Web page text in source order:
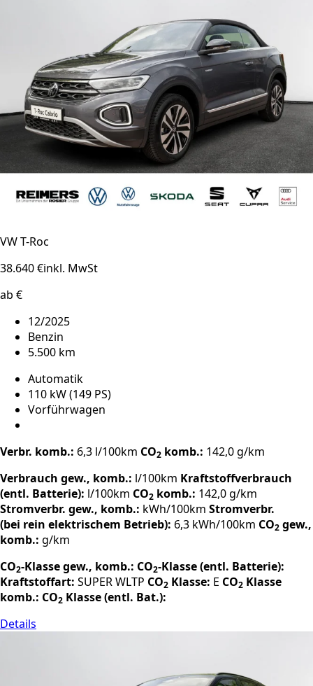
VW T-Roc
38.640 €inkl. MwSt
ab €
12/2025
Benzin
5.500 km
Automatik
110 kW (149 PS)
Vorführwagen
Verbr. komb.: 6,3 l/100km CO2 komb.: 142,0 g/km
Verbrauch gew., komb.: l/100km Kraftstoffverbrauch
(entl. Batterie): l/100km CO2 komb.: 142,0 g/km
Stromverbr. gew., komb.: kWh/100km Stromverbr.
(bei rein elektrischem Betrieb): 6,3 kWh/100km CO2 gew.,
komb.: g/km
CO2-Klasse gew., komb.: CO2-Klasse (entl. Batterie):
Kraftstoffart: SUPERWLTP CO2 Klasse: E CO2 Klasse
komb.: CO2 Klasse (entl. Bat.):
Details